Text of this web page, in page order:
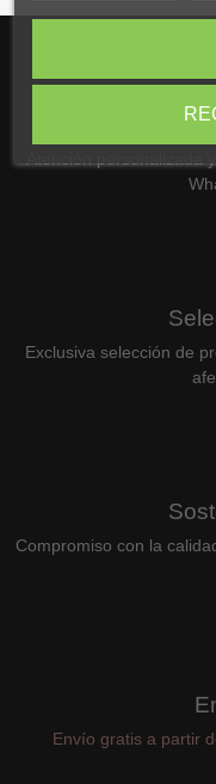
Exclusiva selección de
Compromiso con la
Envío gratis a partir